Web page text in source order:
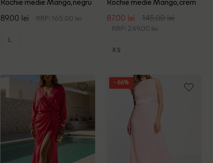
Rochie medie Mango, negru
89.00 lei RRP: 165.00 lei
L
Rochie medie Mango, crem
87.00 lei 145.00 lei
RRP: 249.00 lei
XS
- 66%